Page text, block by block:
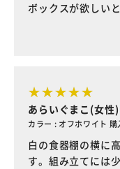
ボックスが欲しい
あらいぐまこ(女性)
カラー : オフホワイト 購
白の食器棚の横に
す。組み立てには